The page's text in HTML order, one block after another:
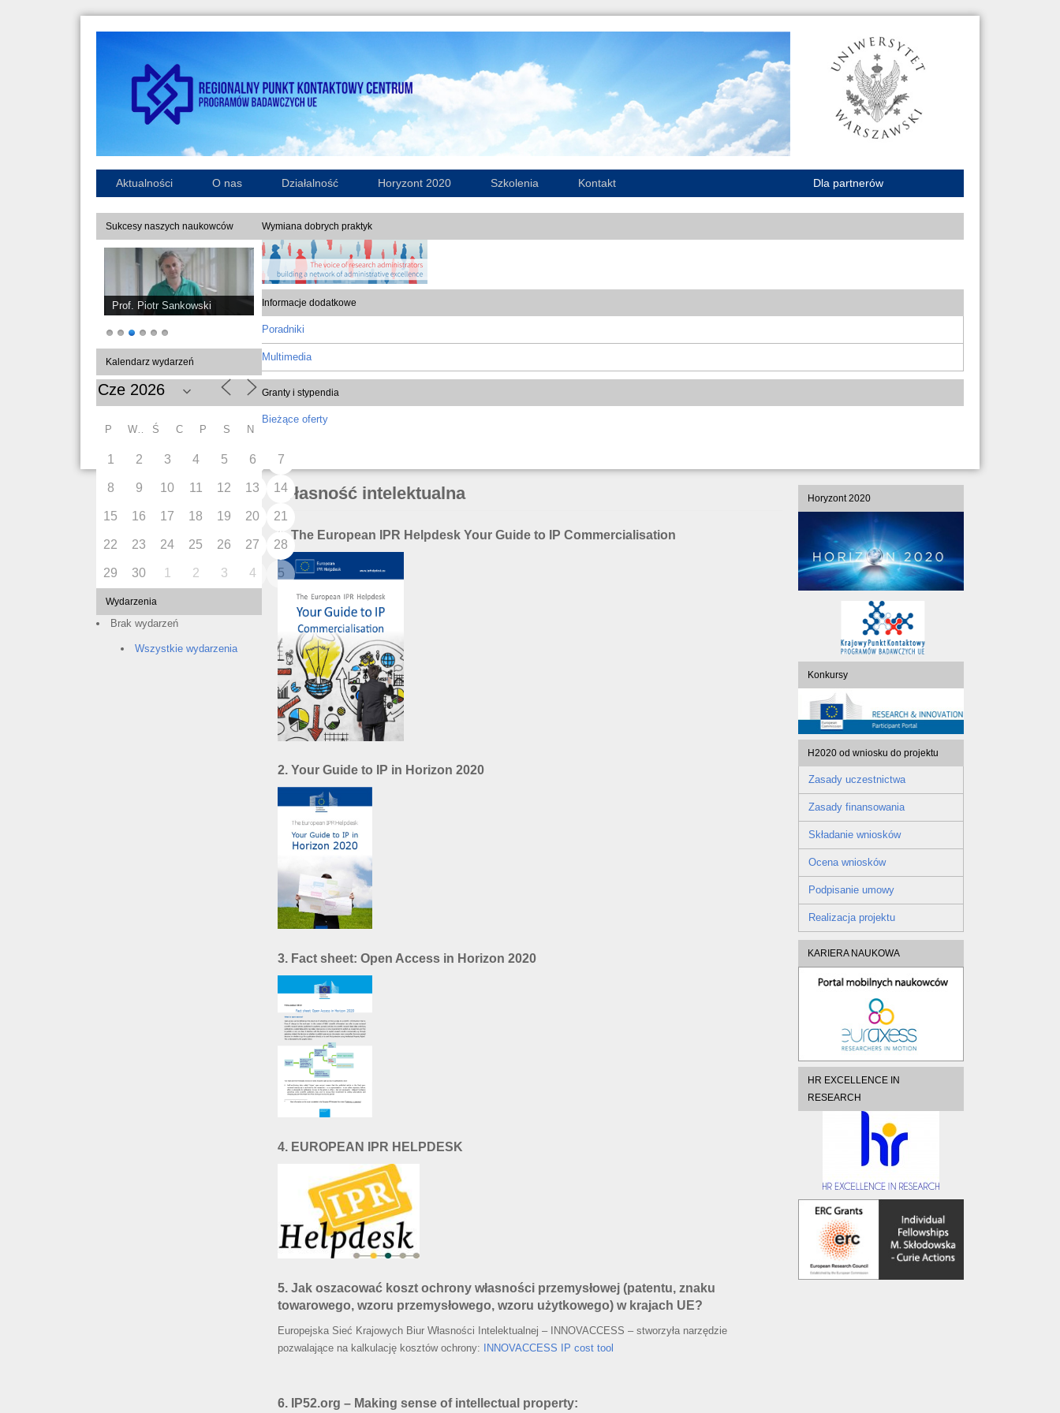
Aktualności O nas Działalność Horyzont 2020 Szkolenia Kontakt Dla partnerów
Sukcesy naszych naukowców
Prof. Piotr Sankowski
Kalendarz wydarzeń
P Ś C P S N
1 2 3 4 5 6 7
8 9 10 11 12 13 14
15 16 17 18 19 20 21
22 23 24 25 26 27 28
29 30 1 2 3 4 5
Wydarzenia
Brak wydarzeń
Wszystkie wydarzenia
Wymiana dobrych praktyk
Informacje dodatkowe
Poradniki
Multimedia
Granty i stypendia
Bieżące oferty
Własność intelektualna
1. The European IPR Helpdesk Your Guide to IP Commercialisation
2. Your Guide to IP in Horizon 2020
3. Fact sheet: Open Access in Horizon 2020
4. EUROPEAN IPR HELPDESK
5. Jak oszacować koszt ochrony własności przemysłowej (patentu, znaku
towarowego, wzoru przemysłowego, wzoru użytkowego) w krajach UE?
Europejska Sieć Krajowych Biur Własności Intelektualnej – INNOVACCESS – stworzyła narzędzie
pozwalające na kalkulację kosztów ochrony: INNOVACCESS IP cost tool
6. IP52.org – Making sense of intellectual property:
Horyzont 2020
Konkursy
H2020 od wniosku do projektu
Zasady uczestnictwa
Zasady finansowania
Składanie wniosków
Ocena wniosków
Podpisanie umowy
Realizacja projektu
KARIERA NAUKOWA
HR EXCELLENCE IN
RESEARCH